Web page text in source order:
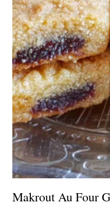
Makrout Au Four